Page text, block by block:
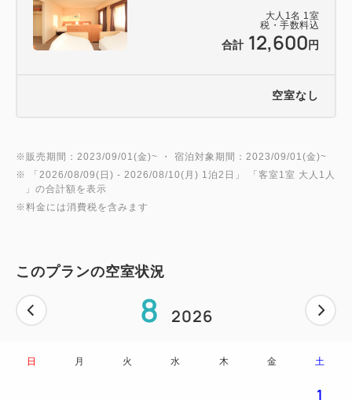
大人 1 名 1 室
税・手数料込
合計 12,600 円
空室なし
※販売期間：2023/09/01(金)~ ・ 宿泊対象期間：2023/09/01(金)~
※ 「 2026/08/09(日) - 2026/08/10(月) 1泊2日 」 「客室1室 大人1人
」の合計額を表示
※料金には消費税を含みます
このプランの空室状況
8 2026
日 月 火 水 木 金 土
1